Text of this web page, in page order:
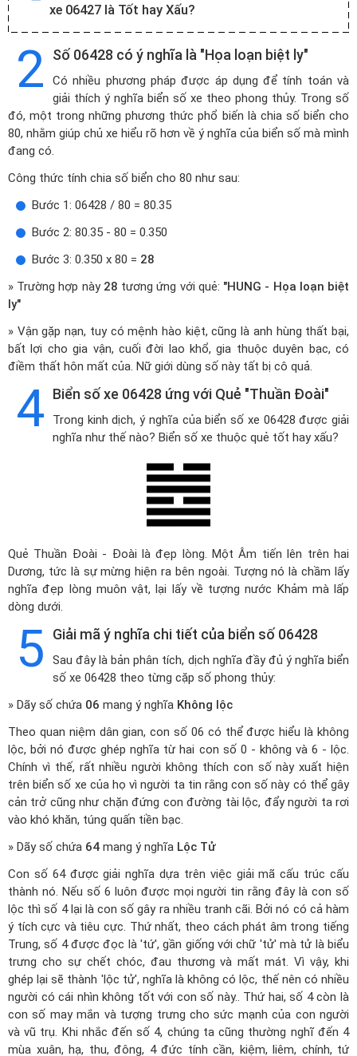
xe 06427 là Tốt hay Xấu?
2 Số 06428 có ý nghĩa là "Họa loạn biệt ly"
Có nhiều phương pháp được áp dụng để tính toán và
giải thích ý nghĩa biển số xe theo phong thủy. Trong số
đó, một trong những phương thức phổ biến là chia số biển cho
80, nhằm giúp chủ xe hiểu rõ hơn về ý nghĩa của biển số mà mình
đang có.
Công thức tính chia số biển cho 80 như sau:
Bước 1: 06428 / 80 = 80.35
Bước 2: 80.35 - 80 = 0.350
Bước 3: 0.350 x 80 = 28
» Trường hợp này 28 tương ứng với quẻ: "HUNG - Họa loạn biệt
ly"
» Vận gặp nạn, tuy có mệnh hào kiệt, cũng là anh hùng thất bại,
bất lợi cho gia vận, cuối đời lao khổ, gia thuộc duyên bạc, có
điềm thất hôn mất của. Nữ giới dùng số này tất bị cô quả.
4 Biển số xe 06428 ứng với Quẻ "Thuần Đoài"
Trong kinh dịch, ý nghĩa của biển số xe 06428 được giải
nghĩa như thế nào? Biển số xe thuộc quẻ tốt hay xấu?
Quẻ Thuần Đoài - Đoài là đẹp lòng. Một Âm tiến lên trên hai
Dương, tức là sự mừng hiện ra bên ngoài. Tượng nó là chầm lấy
nghĩa đẹp lòng muôn vật, lại lấy về tượng nước Khảm mà lấp
dòng dưới.
5 Giải mã ý nghĩa chi tiết của biển số 06428
Sau đây là bản phân tích, dịch nghĩa đầy đủ ý nghĩa biển
số xe 06428 theo từng cặp số phong thủy:
» Dãy số chứa 06 mang ý nghĩa Không lộc
Theo quan niệm dân gian, con số 06 có thể được hiểu là không
lộc, bởi nó được ghép nghĩa từ hai con số 0 - không và 6 - lộc.
Chính vì thế, rất nhiều người không thích con số này xuất hiện
trên biển số xe của họ vì người ta tin rằng con số này có thể gây
cản trở cũng như chặn đứng con đường tài lộc, đẩy người ta rơi
vào khó khăn, túng quấn tiền bạc.
» Dãy số chứa 64 mang ý nghĩa Lộc Tử
Con số 64 được giải nghĩa dựa trên việc giải mã cấu trúc cấu
thành nó. Nếu số 6 luôn được mọi người tin rằng đây là con số
lộc thì số 4 lại là con số gây ra nhiều tranh cãi. Bởi nó có cả hàm
ý tích cực và tiêu cực. Thứ nhất, theo cách phát âm trong tiếng
Trung, số 4 được đọc là 'tứ', gần giống với chữ 'tử' mà tử là biểu
trưng cho sự chết chóc, đau thương và mất mát. Vì vậy, khi
ghép lại sẽ thành 'lộc tử', nghĩa là không có lộc, thế nên có nhiều
người có cái nhìn không tốt với con số này.. Thứ hai, số 4 còn là
con số may mắn và tượng trưng cho sức mạnh của con người
và vũ trụ. Khi nhắc đến số 4, chúng ta cũng thường nghĩ đến 4
mùa xuân, hạ, thu, đông, 4 đức tính cần, kiệm, liêm, chính, tứ